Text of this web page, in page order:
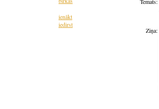
ienākt
iedirst
Ziņa: